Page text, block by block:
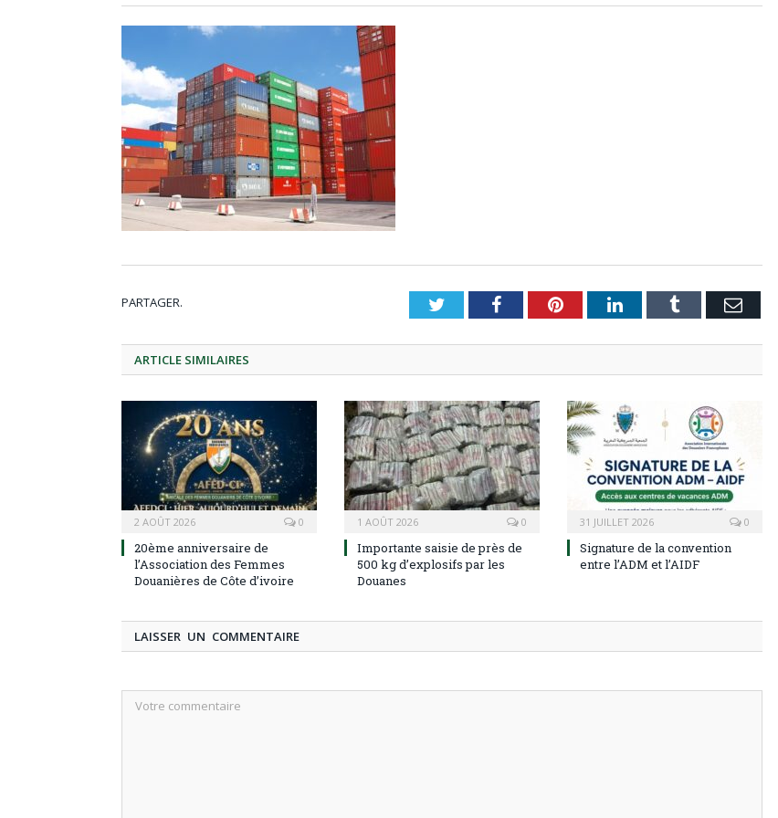
PARTAGER. TwitterFacebookPinterestLinkedInTumblr Email
ARTICLE SIMILAIRES
2 AOÛT 2026 0
20ème anniversaire de
l’Association des Femmes
Douanières de Côte d’ivoire
1 AOÛT 2026 0
Importante saisie de près de
500 kg d’explosifs par les
Douanes
31 JUILLET 2026 0
Signature de la convention
entre l’ADM et l’AIDF
LAISSER UN COMMENTAIRE